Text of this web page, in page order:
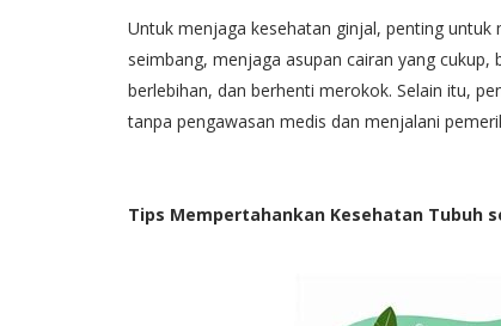
Untuk menjaga kesehatan ginjal, penting
seimbang, menjaga asupan cairan yang
berlebihan, dan berhenti merokok. Selain itu,
tanpa pengawasan medis dan menjalani
Tips Mempertahankan Kesehatan Tubuh